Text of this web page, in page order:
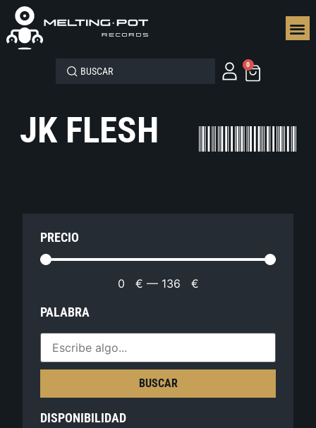
0
JK FLESH
PRECIO
0 € — 136 €
PALABRA
BUSCAR
DISPONIBILIDAD